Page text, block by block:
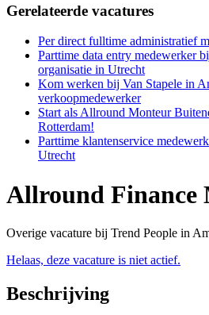
Gerelateerde vacatures
Per direct fulltime administratief
Parttime data entry medewerker
organisatie in Utrecht
Kom werken bij Van Stapele in
verkoopmedewerker
Start als Allround Monteur
Rotterdam!
Parttime klantenservice
Utrecht
Allround Finance
Overige vacature bij Trend People in
Helaas, deze vacature is niet actief.
Beschrijving